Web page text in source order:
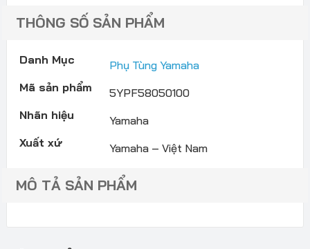
THÔNG SỐ SẢN PHẨM
Danh Mục
Phụ Tùng Yamaha
Mã sản phẩm
5YPF58050100
Nhãn hiệu
Yamaha
Xuất xứ
Yamaha – Việt Nam
MÔ TẢ SẢN PHẨM